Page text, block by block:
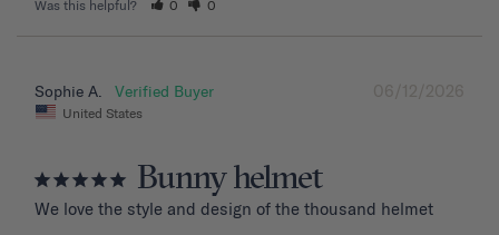
Was this helpful? 0 0
06/12/2026
Sophie A.
United States
Bunny helmet
We love the style and design of the thousand helmet